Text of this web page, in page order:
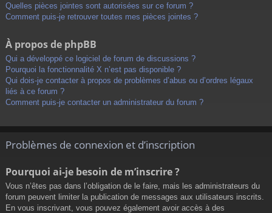
Quelles pièces jointes sont autorisées sur ce forum ?
Comment puis-je retrouver toutes mes pièces jointes ?
À propos de phpBB
Qui a développé ce logiciel de forum de discussions ?
Pourquoi la fonctionnalité X n’est pas disponible ?
Qui dois-je contacter à propos de problèmes d’abus ou d’ordres légaux
liés à ce forum ?
Comment puis-je contacter un administrateur du forum ?
Problèmes de connexion et d’inscription
Pourquoi ai-je besoin de m’inscrire ?
Vous n’êtes pas dans l’obligation de le faire, mais les administrateurs du
forum peuvent limiter la publication de messages aux utilisateurs inscrits.
En vous inscrivant, vous pouvez également avoir accès à des